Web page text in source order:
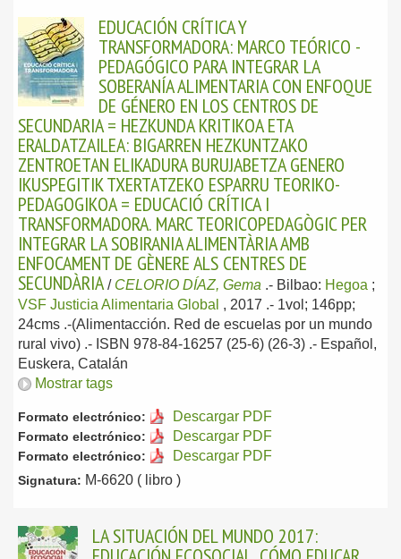
EDUCACIÓN CRÍTICA Y
TRANSFORMADORA: MARCO TEÓRICO -
PEDAGÓGICO PARA INTEGRAR LA
SOBERANÍA ALIMENTARIA CON ENFOQUE
DE GÉNERO EN LOS CENTROS DE
SECUNDARIA = HEZKUNDA KRITIKOA ETA
ERALDATZAILEA: BIGARREN HEZKUNTZAKO
ZENTROETAN ELIKADURA BURUJABETZA GENERO
IKUSPEGITIK TXERTATZEKO ESPARRU TEORIKO-
PEDAGOGIKOA = EDUCACIÓ CRÍTICA I
TRANSFORMADORA. MARC TEORICOPEDAGÒGIC PER
INTEGRAR LA SOBIRANIA ALIMENTÀRIA AMB
ENFOCAMENT DE GÈNERE ALS CENTRES DE
SECUNDÀRIA / CELORIO DÍAZ, Gema .- Bilbao: Hegoa ;
VSF Justicia Alimentaria Global , 2017 .- 1vol; 146pp;
24cms .-(Alimentacción. Red de escuelas por un mundo
rural vivo) .- ISBN 978-84-16257 (25-6) (26-3) .- Español,
Euskera, Catalán
Mostrar tags
Formato electrónico: Descargar PDF
Formato electrónico: Descargar PDF
Formato electrónico: Descargar PDF
Signatura: M-6620 ( libro )
LA SITUACIÓN DEL MUNDO 2017: